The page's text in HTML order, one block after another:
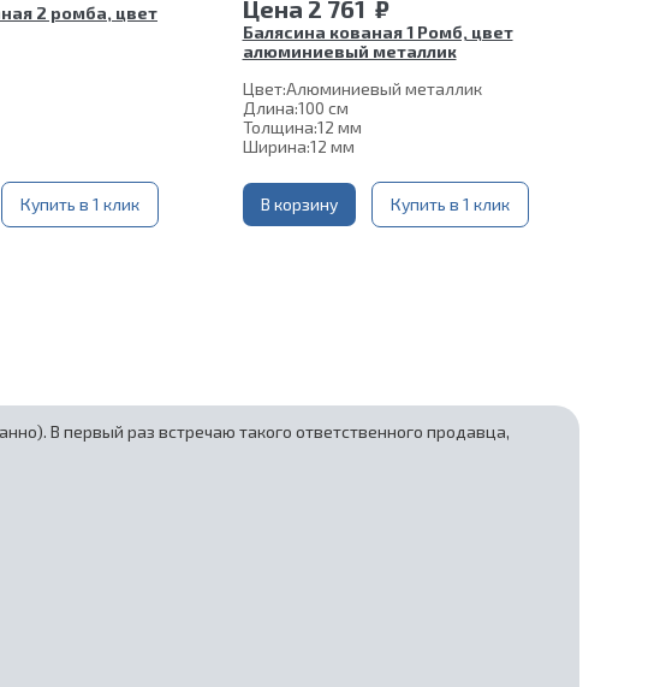
2 ромба, цвет
Цвет чёрный
Купить в 1 клик
Цена 2 761 ₽
Балясина кованая 1 Ромб, цвет
алюминиевый металлик
Цвет:Алюминиевый металлик
Длина:100 см
Толщина:12 мм
Ширина:12 мм
Шпилька:М8
Верхнее
коромысло:
Цвет алюминиевый
металлик
В корзину Купить в 1 клик
В первый раз встречаю такого ответственного продавца,